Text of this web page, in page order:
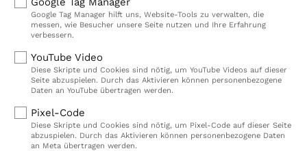
sowie ein Prevention Center. Zudem führen wir einen
touristischen Standort in Damp. Insgesamt
beschäftigen wir bei VITREA Deutschland über 9.000
Mitarbeiterinnen und Mitarbeiter.
Kliniken
Pflege
Google Tag Manager hilft uns, Website-Tools zu verwalten, die
messen, wie Besucher unsere Seite nutzen und Ihre Erfahrung
verbessern.
YouTube Video
Diese Skripte und Cookies sind nötig, um YouTube Videos auf dieser
Seite abzuspielen. Durch das Aktivieren können personenbezogene
Daten an YouTube übertragen werden.
Pixel-Code
Diese Skripte und Cookies sind nötig, um Pixel-Code auf dieser Seite
abzuspielen. Durch das Aktivieren können personenbezogene Daten
an Meta übertragen werden.